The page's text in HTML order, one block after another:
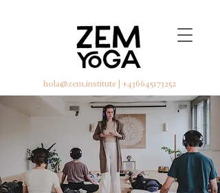
hola@zem.institute +436645173252